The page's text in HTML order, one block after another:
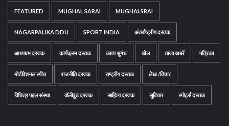
FEATURED MUGHAL SARAI MUGHALSRAI
NAGARPALIKA DDU SPORT INDIA अंतर्राष्ट्रीय दस्तक
आध्यात्म दस्तक कार्यक्रम दस्तक काव्य सुगंध खेल ताजा खबरें पत्रिका
मोटीवेशनल स्पीच राजनीति दस्तक राष्ट्रीय दस्तक लेख /विचार
विचित्र पहल संस्था वॉलीवुड दस्तक साहित्य दस्तक सुविचार स्पोर्ट्स दस्तक